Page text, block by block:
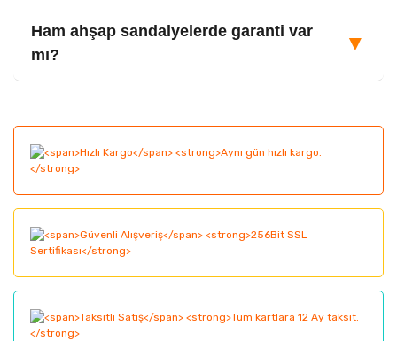
Ham ahşap sandalyelerde garanti var
mı?
▼